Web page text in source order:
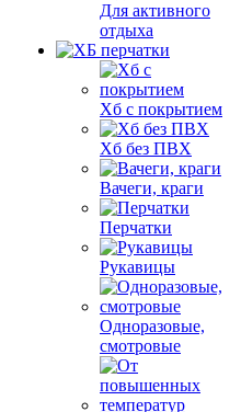
Для активного
отдыха
Хб с покрытием
Хб без ПВХ
Вачеги, краги
Перчатки
Рукавицы
Одноразовые,
смотровые